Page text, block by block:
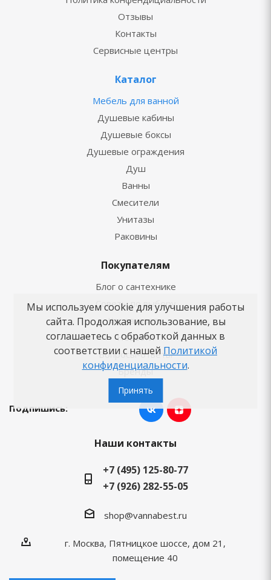
Отзывы
Контакты
Сервисные центры
Каталог
Мебель для ванной
Душевые кабины
Душевые боксы
Душевые ограждения
Душ
Ванны
Смесители
Унитазы
Раковины
Покупателям
Блог о сантехнике
Советы по выбору
Как заказать
Новости
Вопросы-ответы
Бренды
Подпишись:
Наши контакты
+7 (495) 125-80-77
+7 (926) 282-55-05
shop@vannabest.ru
г. Москва, Пятницкое шоссе, дом 21,
помещение 40
Мы используем cookie для улучшения работы
сайта. Продолжая использование, вы
соглашаетесь с обработкой данных в
соответствии с нашей Политикой
конфиденциальности.
Принять